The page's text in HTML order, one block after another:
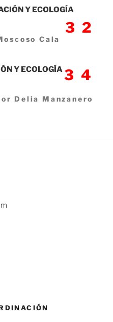
Y ECOLOGÍA
32
Cala
Y ECOLOGÍA 34
Delia Manzanero